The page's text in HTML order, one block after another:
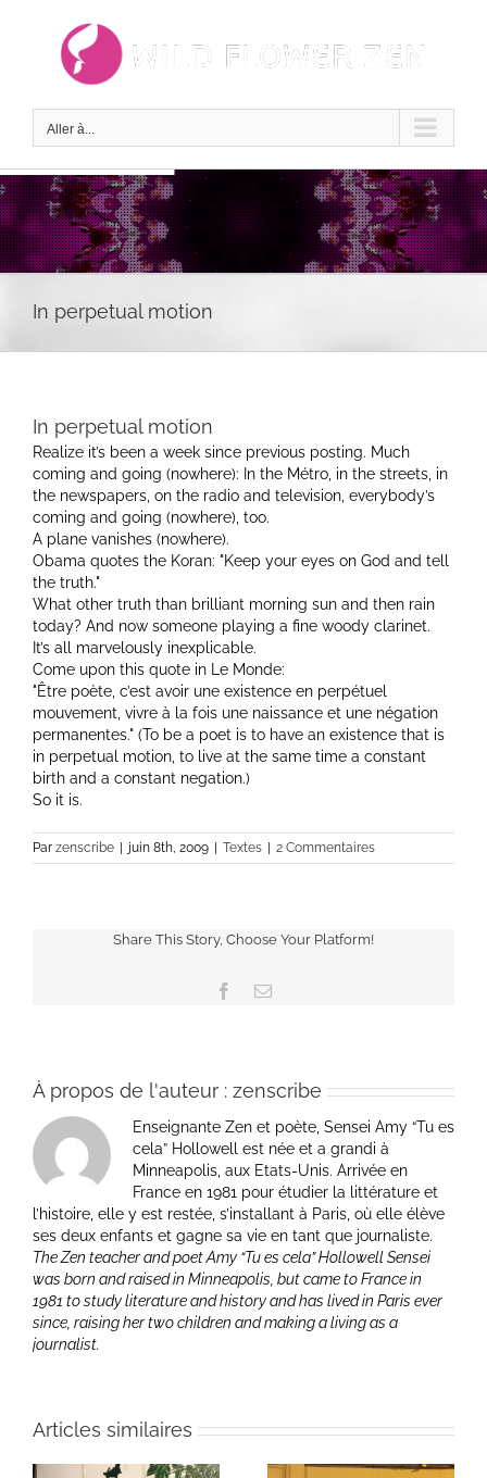
Aller à...
In perpetual motion
In perpetual motion
Realize it’s been a week since previous posting. Much
coming and going (nowhere): In the Métro, in the streets, in
the newspapers, on the radio and television, everybody’s
coming and going (nowhere), too.
A plane vanishes (nowhere).
Obama quotes the Koran:
Keep your eyes on God and tell
the truth.
What other truth than brilliant morning sun and then rain
today? And now someone playing a fine woody clarinet.
It’s all marvelously inexplicable.
Come upon this quote in Le Monde:
Être poète, c’est avoir une existence en perpétuel
mouvement, vivre à la fois une naissance et une négation
permanentes. (To be a poet is to have an existence that is
in perpetual motion, to live at the same time a constant
birth and a constant negation.)
So it is.
Par zenscribe juin 8th, 2009 Textes 2 Commentaires
Share This Story, Choose Your Platform!
Facebook
Email
À propos de l'auteur : zenscribe
Enseignante Zen et poète, Sensei Amy “Tu es
cela” Hollowell est née et a grandi à
Minneapolis, aux Etats-Unis. Arrivée en
France en 1981 pour étudier la littérature et
l’histoire, elle y est restée, s’installant à Paris, où elle élève
ses deux enfants et gagne sa vie en tant que journaliste.
The Zen teacher and poet Amy “Tu es cela” Hollowell Sensei
was born and raised in Minneapolis, but came to France in
1981 to study literature and history and has lived in Paris ever
since, raising her two children and making a living as a
journalist.
Articles similaires